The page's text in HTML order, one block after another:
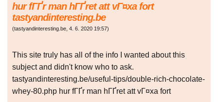
hur fГҐr man hГҐret att vГ¤xa fort
tastyandinteresting.be
(tastyandinteresting.be 4. 6. 2020 19:57)
This site truly has all of the info I wanted about this
subject and didn't know who to ask.
tastyandinteresting.be/useful-tips/double-rich-chocolate-
whey-80.php hur fГҐr man hГҐret att vГ¤xa fort